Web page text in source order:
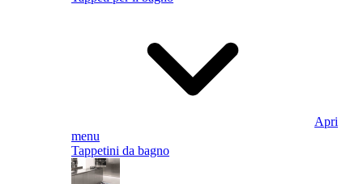
Apri
menu
Tappetini da bagno